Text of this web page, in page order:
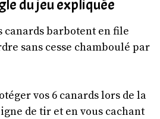
du jeu expliquée
canards barbotent en file
sans cesse chamboulé par
vos 6 canards lors de la
de tir et en vous cachant